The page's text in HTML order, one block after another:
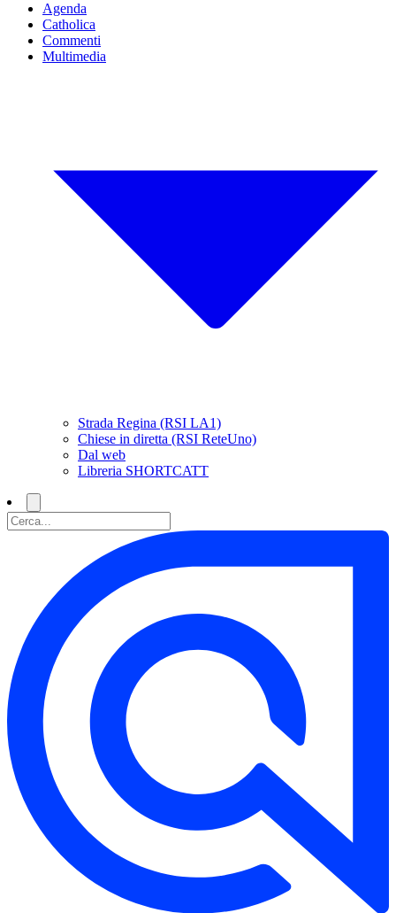
Agenda
Catholica
Commenti
Multimedia
Strada Regina (RSI LA1)
Chiese in diretta (RSI ReteUno)
Dal web
Libreria SHORTCATT